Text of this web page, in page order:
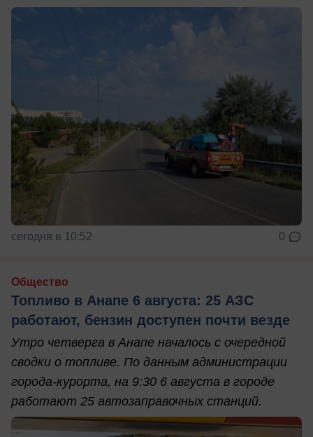
сегодня в 10:52 0
Общество
Топливо в Анапе 6 августа: 25 АЗС
работают, бензин доступен почти везде
Утро четверга в Анапе началось с очередной
сводки о топливе. По данным администрации
города-курорта, на 9:30 6 августа в городе
работают 25 автозаправочных станций.